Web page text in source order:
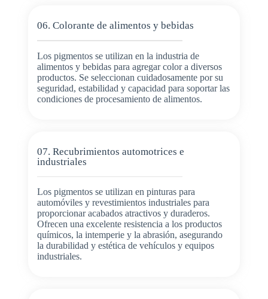
06. Colorante de alimentos y bebidas
Los pigmentos se utilizan en la industria de
alimentos y bebidas para agregar color a diversos
productos. Se seleccionan cuidadosamente por su
seguridad, estabilidad y capacidad para soportar las
condiciones de procesamiento de alimentos.
07. Recubrimientos automotrices e
industriales
Los pigmentos se utilizan en pinturas para
automóviles y revestimientos industriales para
proporcionar acabados atractivos y duraderos.
Ofrecen una excelente resistencia a los productos
químicos, la intemperie y la abrasión, asegurando
la durabilidad y estética de vehículos y equipos
industriales.